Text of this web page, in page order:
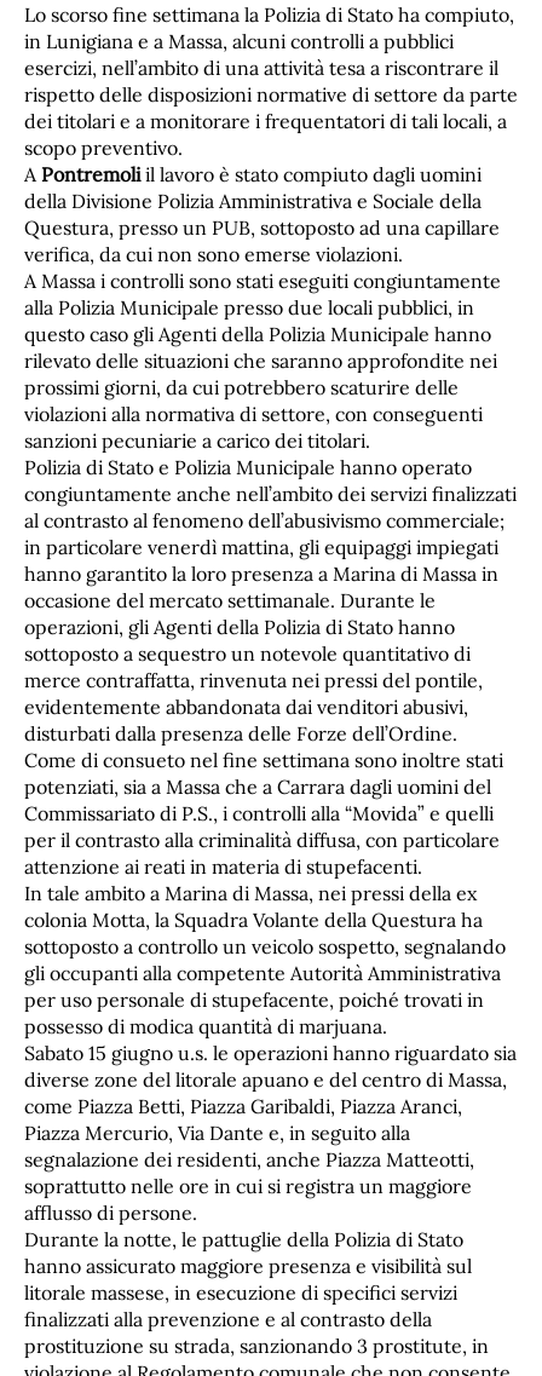
Lo scorso fine settimana la Polizia di Stato ha compiuto,
in Lunigiana e a Massa, alcuni controlli a pubblici
esercizi, nell’ambito di una attività tesa a riscontrare il
rispetto delle disposizioni normative di settore da parte
dei titolari e a monitorare i frequentatori di tali locali, a
scopo preventivo.
A Pontremoliil lavoro è stato compiuto dagli uomini
della Divisione Polizia Amministrativa e Sociale della
Questura, presso un PUB, sottoposto ad una capillare
verifica, da cui non sono emerse violazioni.
A Massa i controlli sono stati eseguiti congiuntamente
alla Polizia Municipale presso due locali pubblici, in
questo caso gli Agenti della Polizia Municipale hanno
rilevato delle situazioni che saranno approfondite nei
prossimi giorni, da cui potrebbero scaturire delle
violazioni alla normativa di settore, con conseguenti
sanzioni pecuniarie a carico dei titolari.
Polizia di Stato e Polizia Municipale hanno operato
congiuntamente anche nell’ambito dei servizi finalizzati
al contrasto al fenomeno dell’abusivismo commerciale;
in particolare venerdì mattina, gli equipaggi impiegati
hanno garantito la loro presenza a Marina di Massa in
occasione del mercato settimanale. Durante le
operazioni, gli Agenti della Polizia di Stato hanno
sottoposto a sequestro un notevole quantitativo di
merce contraffatta, rinvenuta nei pressi del pontile,
evidentemente abbandonata dai venditori abusivi,
disturbati dalla presenza delle Forze dell’Ordine.
Come di consueto nel fine settimana sono inoltre stati
potenziati, sia a Massa che a Carrara dagli uomini del
Commissariato di P.S., i controlli alla “Movida” e quelli
per il contrasto alla criminalità diffusa, con particolare
attenzione ai reati in materia di stupefacenti.
In tale ambito a Marina di Massa, nei pressi della ex
colonia Motta, la Squadra Volante della Questura ha
sottoposto a controllo un veicolo sospetto, segnalando
gli occupanti alla competente Autorità Amministrativa
per uso personale di stupefacente, poiché trovati in
possesso di modica quantità di marjuana.
Sabato 15 giugno u.s. le operazioni hanno riguardato sia
diverse zone del litorale apuano e del centro di Massa,
come Piazza Betti, Piazza Garibaldi, Piazza Aranci,
Piazza Mercurio, Via Dante e, in seguito alla
segnalazione dei residenti, anche Piazza Matteotti,
soprattutto nelle ore in cui si registra un maggiore
afflusso di persone.
Durante la notte, le pattuglie della Polizia di Stato
hanno assicurato maggiore presenza e visibilità sul
litorale massese, in esecuzione di specifici servizi
finalizzati alla prevenzione e al contrasto della
prostituzione su strada, sanzionando 3 prostitute, in